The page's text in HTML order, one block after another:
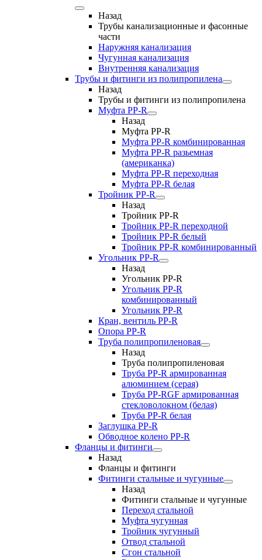
Назад
Трубы канализационные и фасонные
части
Наружняя канализация
Чугунная канализация
Внутренняя канализация
Трубы и фитинги из полипропилена
Назад
Трубы и фитинги из полипропилена
Муфта PP-R
Назад
Муфта PP-R
Муфта РР-R комбинированная
Муфта РР-R разьемная
(американка)
Муфта РР-R переходная
Муфта РР-R белая
Тройник PP-R
Назад
Тройник PP-R
Тройник РР-R переходной
Тройник РР-R белый
Тройник РР-R комбинированный
Угольник PP-R
Назад
Угольник PP-R
Угольник РР-R
комбинированный
Угольник РР-R
Кран, вентиль PP-R
Опора PP-R
Труба полипропиленовая
Назад
Труба полипропиленовая
Труба PP-R армированная
алюминием (серая)
Труба PP-RGF армированная
стекловолокном (белая)
Труба РР-R белая
Заглушка PP-R
Обводное колено PP-R
Фланцы и фитинги
Назад
Фланцы и фитинги
Фитинги стальные и чугунные
Назад
Фитинги стальные и чугунные
Переход стальной
Муфта чугунная
Тройник чугунный
Отвод стальной
Сгон стальной